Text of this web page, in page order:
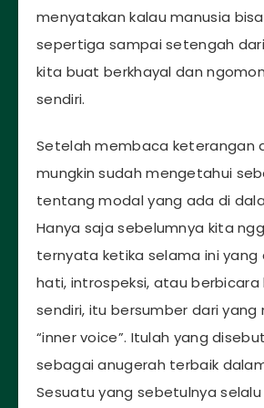
menyatakan kalau manusia
sepertiga sampai setengah
kita buat berkhayal dan
sendiri.
Setelah membaca keterangan
mungkin sudah mengetahui
tentang modal yang ada di
Hanya saja sebelumnya kita
ternyata ketika selama ini
hati, introspeksi, atau berbicara
sendiri, itu bersumber dari yang
“inner voice”. Itulah yang
sebagai anugerah terbaik
Sesuatu yang sebetulnya